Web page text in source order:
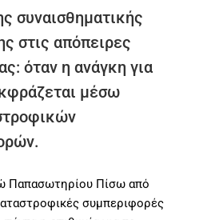
συναισθηματικής
στις απόπειρες
όταν η ανάγκη για
μέσω
Παπασωτηρίου Πίσω από
συμπεριφορές